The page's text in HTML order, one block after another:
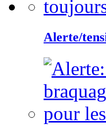
Alerte/